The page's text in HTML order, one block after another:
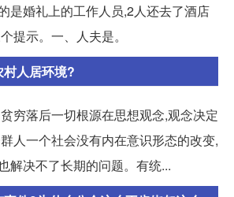
是婚礼上的工作人员,2人还去了酒店
提示。一、人夫是。
人居环境?
穷落后一切根源在思想观念,观念决定
人一个社会没有内在意识形态的改变,
解决不了长期的问题。有统...